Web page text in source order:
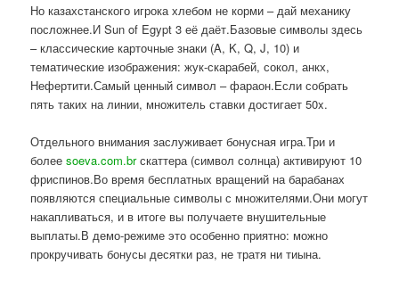
Но казахстанского игрока хлебом не корми – дай механику
посложнее.И Sun of Egypt 3 её даёт.Базовые символы здесь
– классические карточные знаки (A, K, Q, J, 10) и
тематические изображения: жук-скарабей, сокол, анкх,
Нефертити.Самый ценный символ – фараон.Если собрать
пять таких на линии, множитель ставки достигает 50x.
Отдельного внимания заслуживает бонусная игра.Три и
болееsoeva.com.brскаттера (символ солнца) активируют 10
фриспинов.Во время бесплатных вращений на барабанах
появляются специальные символы с множителями.Они могут
накапливаться, и в итоге вы получаете внушительные
выплаты.В демо-режиме это особенно приятно: можно
прокручивать бонусы десятки раз, не тратя ни тиына.